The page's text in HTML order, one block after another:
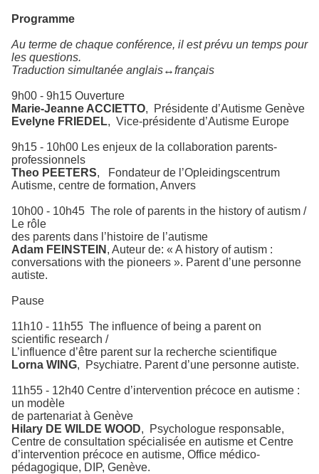
Programme
Au terme de chaque conférence, il est prévu un temps pour
les questions.
Traduction simultanée anglais↔français
9h00 - 9h15 Ouverture
Marie-Jeanne ACCIETTO,
Présidente d’Autisme Genève
Evelyne FRIEDEL, Vice-présidente d’Autisme Europe
9h15 - 10h00 Les enjeux de la collaboration parents-
professionnels
Theo PEETERS,
Fondateur de l’Opleidingscentrum
Autisme, centre de formation, Anvers
10h00 - 10h45 The role of parents in the history of autism /
Le rôle
des parents dans l’histoire de l’autisme
Adam FEINSTEIN , Auteur de: « A history of autism :
conversations with the pioneers ». Parent d’une personne
autiste.
Pause
11h10 - 11h55 The influence of being a parent on
scientific research /
L’influence d’être parent sur la recherche scientifique
Lorna WING, Psychiatre. Parent d’une personne autiste.
11h55 - 12h40 Centre d’intervention précoce en autisme :
un modèle
de partenariat à Genève
Hilary DE WILDE WOOD,
Psychologue responsable,
Centre de consultation spécialisée en autisme et Centre
d’intervention précoce en autisme, Office médico-
pédagogique, DIP, Genève.